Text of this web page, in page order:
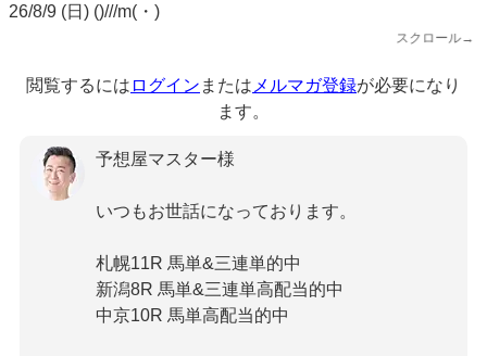
26/8/9 (日) ()///m(・)
スクロール→
閲覧するには ログイン または メルマガ登録が必要になり
ます。
予想屋マスター様
いつもお世話になっております。
札幌11R 馬単&三連単的中
新潟8R 馬単&三連単高配当的中
中京10R 馬単高配当的中